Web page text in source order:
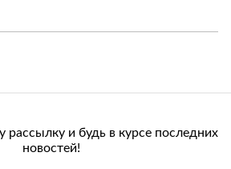
и будь в курсе последних
новостей!